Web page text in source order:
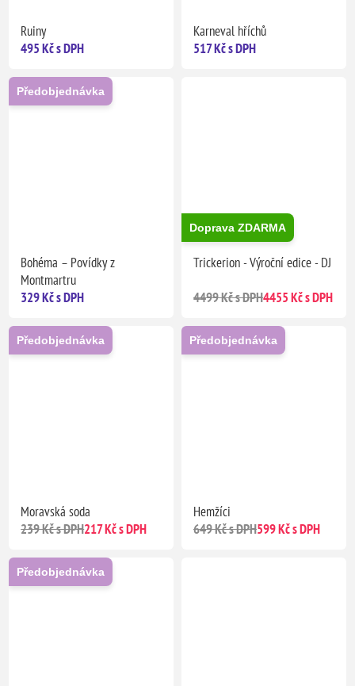
Ruiny
495 Kč s DPH
Karneval hříchů
517 Kč s DPH
Předobjednávka
Bohéma – Povídky z
Montmartru
329 Kč s DPH
Doprava ZDARMA
Trickerion - Výroční edice - DJ
4499 Kč s DPH4455 Kč s DPH
Předobjednávka
Moravská soda
239 Kč s DPH217 Kč s DPH
Předobjednávka
Hemžíci
649 Kč s DPH599 Kč s DPH
Předobjednávka